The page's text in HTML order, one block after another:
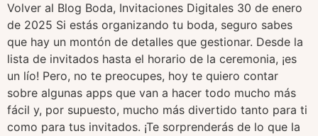
Volver al Blog Boda, Invitaciones Digitales 30 de enero
de 2025 Si estás organizando tu boda, seguro sabes
que hay un montón de detalles que gestionar. Desde la
lista de invitados hasta el horario de la ceremonia, ¡es
un lío! Pero, no te preocupes, hoy te quiero contar
sobre algunas apps que van a hacer todo mucho más
fácil y, por supuesto, mucho más divertido tanto para ti
como para tus invitados. ¡Te sorprenderás de lo que la